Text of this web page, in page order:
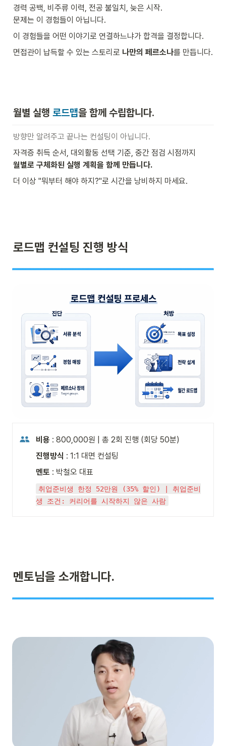
경력 공백, 비주류 이력, 전공 불일치, 늦은 시작.
문제는 이 경험들이 아닙니다.
이 경험들을 어떤 이야기로 연결하느냐가 합격을 결정합니다.
면접관이 납득할 수 있는 스토리로 나만의 페르소나를 만듭니다.
월별 실행 로드맵을 함께 수립합니다.
방향만 알려주고 끝나는 컨설팅이 아닙니다.
월별로 구체화된 실행 계획을 함께 만듭니다.
더 이상 "뭐부터 해야 하지?"로 시간을 낭비하지 마세요.
로드맵 컨설팅 진행 방식
비용 : 800,000원 | 총 2회 진행 (회당 50분)
진행방식 : 1:1 대면 컨설팅
멘토 : 박철오 대표
취업준비생 한정 52만원 (35% 할인) | 취업준비
생 조건: 커리어를 시작하지 않은 사람
멘토님을 소개합니다.